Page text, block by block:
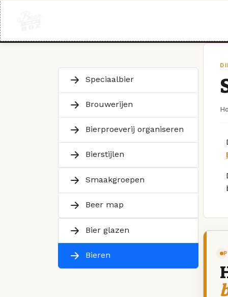
Speciaalbier
Brouwerijen
Bierproeverij organiseren
Bierstijlen
Smaakgroepen
Beer map
Bier glazen
Bieren